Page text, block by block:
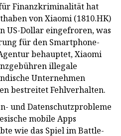
Finanzkriminalität hat
von Xiaomi (1810.HK)
US-Dollar eingefroren, was
für den Smartphone-
behauptet, Xiaomi
illegale
Unternehmen
bestreitet Fehlverhalten.
und Datenschutzprobleme
mobile Apps
wie das Spiel im Battle-